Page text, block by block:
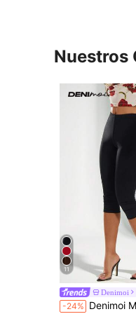
Nuestros
11
Denimoi
-24% Denimoi Mallas capri de alta